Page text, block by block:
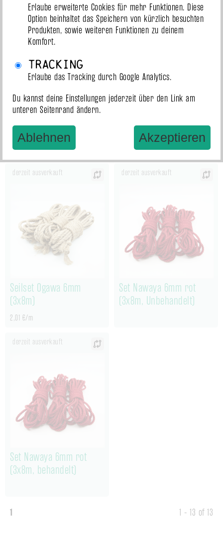
derzeit ausverkauft
(3x8m, conditioned)
derzeit ausverkauft
(3x8m, behandelt)
derzeit ausverkauft
Seilset Ogawa 6mm
(3x8m)
2,01 €/m
derzeit ausverkauft
Set Nawaya 6mm rot
(3x8m, Unbehandelt)
derzeit ausverkauft
Set Nawaya 6mm rot
(3x8m, behandelt)
1 1 - 13 of 13
Erlaube erweiterte Cookies für mehr Funktionen. Diese
Option beinhaltet das Speichern von kürzlich besuchten
Produkten, sowie weiteren Funktionen zu deinem
Komfort.
Tracking
Erlaube das Tracking durch Google Analytics.
Du kannst deine Einstellungen jederzeit über den Link am
unteren Seitenrand ändern.
Ablehnen Akzeptieren